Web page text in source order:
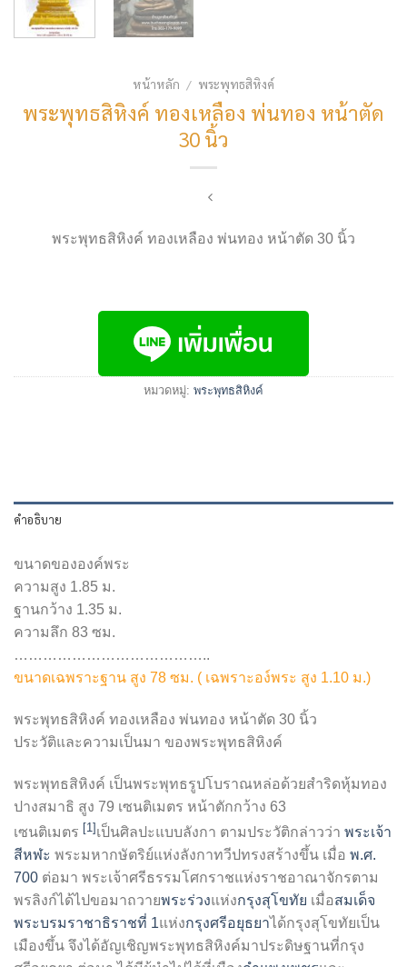
หน้าหลัก / พระพุทธสิหิงค์
พระพุทธสิหิงค์ ทองเหลือง พ่นทอง หน้าตัด
30 นิ้ว
พระพุทธสิหิงค์ ทองเหลือง พ่นทอง หน้าตัด 30 นิ้ว
หมวดหมู่: พระพุทธสิหิงค์
คำอธิบาย
ขนาดขององค์พระ
ความสูง 1.85 ม.
ฐานกว้าง 1.35 ม.
ความลึก 83 ซม.
…………………………………..
ขนาดเฉพราะฐาน สูง 78 ซม. ( เฉพราะอง์พระ สูง 1.10 ม.)
พระพุทธสิหิงค์ ทองเหลือง พ่นทอง หน้าตัด 30 นิ้ว
ประวัติและความเป็นมา ของพระพุทธสิหิงค์
พระพุทธสิหิงค์ เป็นพระพุทธรูปโบราณหล่อด้วยสำริดหุ้มทอง
ปางสมาธิ สูง 79 เซนติเมตร หน้าตักกว้าง 63
เซนติเมตร [1] เป็นศิลปะแบบลังกา ตามประวัติกล่าวว่า พระเจ้า
สีหฬะ พระมหากษัตริย์แห่งลังกาทวีปทรงสร้างขึ้น เมื่อ พ.ศ.
700 ต่อมา พระเจ้าศรีธรรมโศกราชแห่งราชอาณาจักรตาม
พรลิงก์ได้ไปขอมาถวายพระร่วงแห่งกรุงสุโขทัย เมื่อสมเด็จ
พระบรมราชาธิราชที่ 1แห่งกรุงศรีอยุธยาได้กรุงสุโขทัยเป็น
เมืองขึ้น จึงได้อัญเชิญพระพุทธสิหิงค์มาประดิษฐานที่กรุง